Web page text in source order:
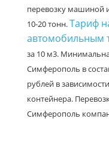
перевозку машиной
10-20 тонн.Тариф
автомобильным
за 10 м3.
Симферополь в
рублей в
контейнера.
Симферополь